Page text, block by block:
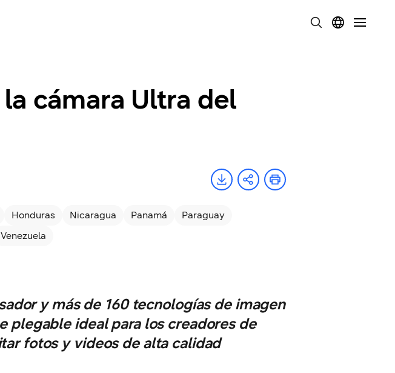
cámara Ultra del
Honduras Nicaragua Panamá
Paraguay
Venezuela
y más de 160 tecnologías de imagen
plegable ideal para los creadores de
fotos y videos de alta calidad